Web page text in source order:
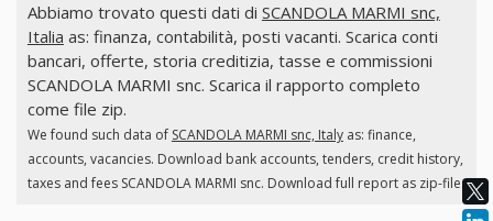
Abbiamo trovato questi dati di SCANDOLA MARMI snc,
Italia as: finanza, contabilità, posti vacanti. Scarica conti
bancari, offerte, storia creditizia, tasse e commissioni
SCANDOLA MARMI snc. Scarica il rapporto completo
come file zip.
We found such data of SCANDOLA MARMI snc, Italyas: finance,
accounts, vacancies. Download bank accounts, tenders, credit history,
taxes and fees SCANDOLA MARMI snc. Download full report as zip-file.